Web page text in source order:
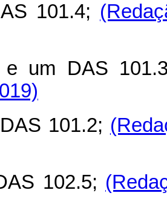
101.4;
e um DAS
101.2;
102.5;